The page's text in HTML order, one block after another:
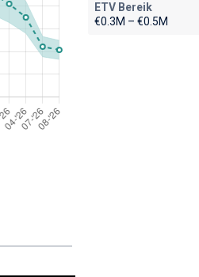
ETV Bereik
€0.3M – €0.5M